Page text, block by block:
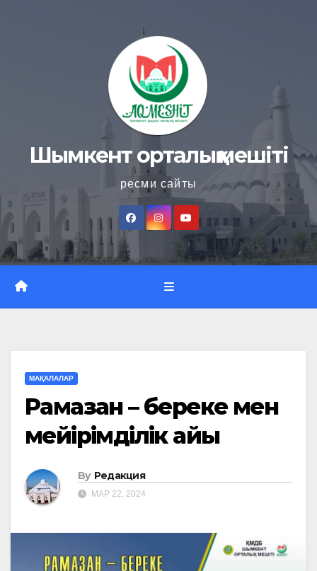
Шымкент орталық мешіті
ресми сайты
МАҚАЛАЛАР
Рамазан – береке мен
мейірімділік айы
By Редакция
МАР 22, 2024